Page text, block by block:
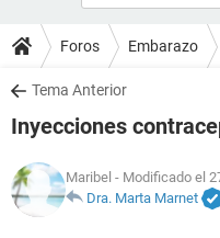
FOROS
SALUD
FAMILIA
NUTRICIÓN
Foros Embarazo
Tema Anterior
Inyecciones
Maribel - Modificado el
Dra. Marta Marnet